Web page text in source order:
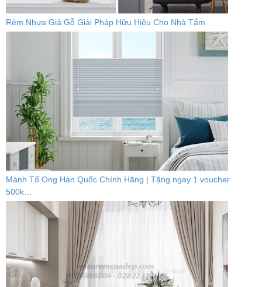
Rèm Nhựa Giả Gỗ Giải Pháp Hữu Hiệu Cho Nhà Tắm
Mành Tổ Ong Hàn Quốc Chính Hãng | Tặng ngay 1 voucher
500k…